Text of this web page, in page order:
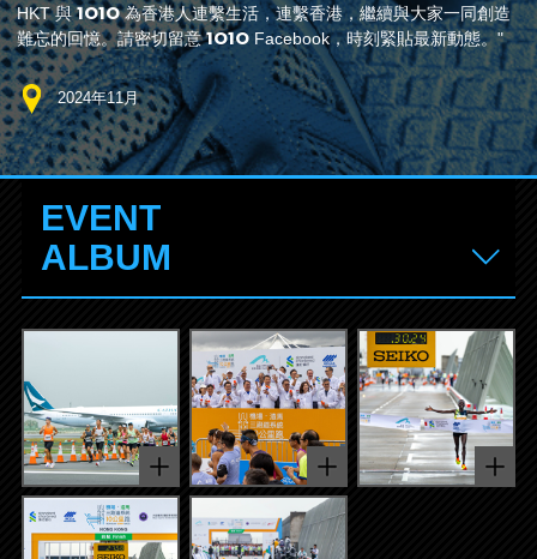
HKT 與1O1O為香港人連繫生活，連繫香港，繼續與大家一同創造
難忘的回憶。請密切留意1O1O Facebook，時刻緊貼最新動態。"
2024年11月
EVENT
ALBUM